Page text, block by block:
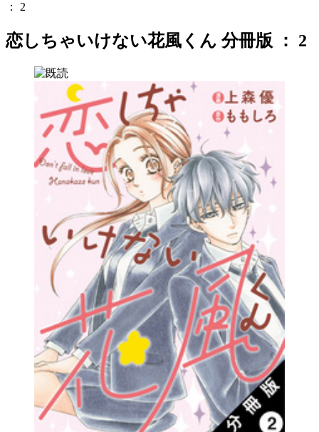
： 2
恋しちゃいけない花風くん 分冊版 ： 2